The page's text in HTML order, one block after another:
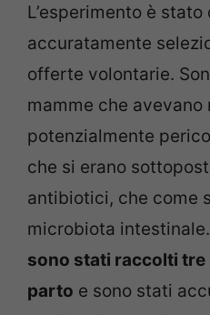
L’esperimento è
accuratamente
offerte volontarie.
mamme che avevano
potenzialmente
che si erano
antibiotici, che come
microbiota intestinale.
sono stati raccolti tre
parto e sono stati